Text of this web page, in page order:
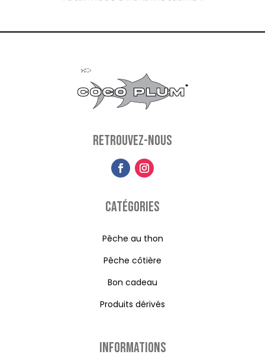
Retrouvez-nous
Catégories
Pêche au thon
Pêche côtière
Bon cadeau
Produits dérivés
Informations